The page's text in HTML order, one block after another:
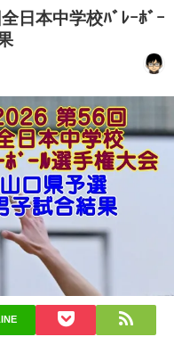
日本中学校ﾊﾞﾚｰﾎﾞｰ